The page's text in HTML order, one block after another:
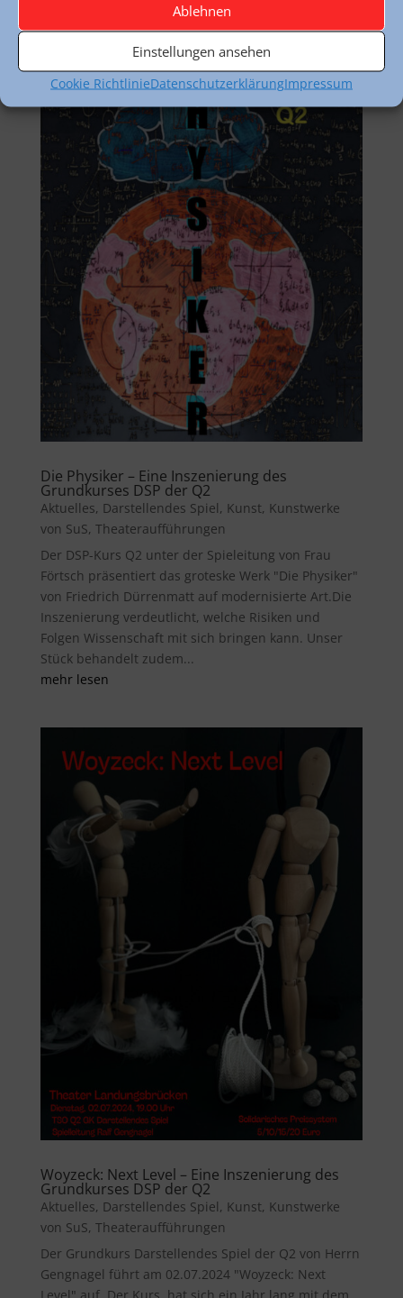
Ablehnen
Einstellungen ansehen
Cookie RichtlinieDatenschutzerklärungImpressum
Die Physiker – Eine Inszenierung des
Grundkurses DSP der Q2
Aktuelles, Darstellendes Spiel, Kunst, Kunstwerke
von SuS, Theateraufführungen
Der DSP-Kurs Q2 unter der Spieleitung von Frau
Förtsch präsentiert das groteske Werk "Die Physiker"
von Friedrich Dürrenmatt auf modernisierte Art.Die
Inszenierung verdeutlicht, welche Risiken und
Folgen Wissenschaft mit sich bringen kann. Unser
Stück behandelt zudem...
mehr lesen
Woyzeck: Next Level – Eine Inszenierung des
Grundkurses DSP der Q2
Aktuelles, Darstellendes Spiel, Kunst, Kunstwerke
von SuS, Theateraufführungen
Der Grundkurs Darstellendes Spiel der Q2 von Herrn
Gengnagel führt am 02.07.2024 "Woyzeck: Next